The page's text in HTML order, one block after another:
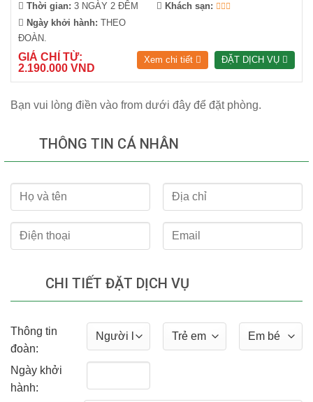
Thời gian: 3 NGÀY 2 ĐÊM
Ngày khởi hành: THEO
ĐOÀN.
Khách sạn:
GIÁ CHỈ TỪ:
2.190.000 VND
Xem chi tiết ĐẶT DỊCH VỤ
Bạn vui lòng điền vào from dưới đây để đặt phòng.
THÔNG TIN CÁ NHÂN
CHI TIẾT ĐẶT DỊCH VỤ
Thông tin
đoàn:
Ngày khởi
hành: